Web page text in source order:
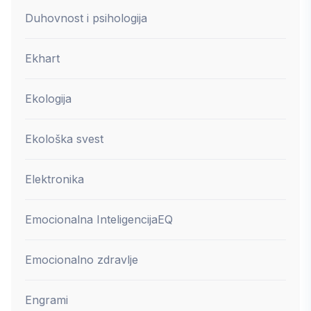
Duhovnost i psihologija
Ekhart
Ekologija
Ekološka svest
Elektronika
Emocionalna InteligencijaEQ
Emocionalno zdravlje
Engrami